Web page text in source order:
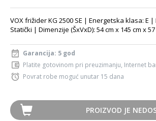
VOX frižider KG 2500 SE | Energetska klasa:
Statički | Dimenzije (ŠxVxD): 54 cm x 145 cm x 57
Garancija: 5 god
Platite gotovinom pri preuzimanju, Internet
Povrat robe moguć unutar 15 dana
PROIZVOD JE